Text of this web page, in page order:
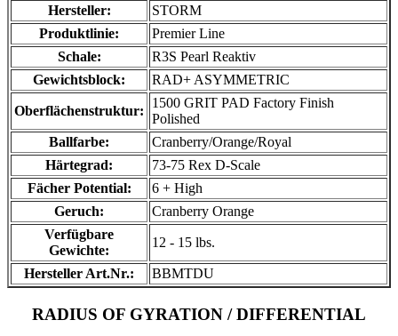
Hersteller:
STORM
Produktlinie:
Premier Line
Schale:
R3S Pearl Reaktiv
Gewichtsblock:
RAD+ ASYMMETRIC
Oberflächenstruktur:
1500 GRIT PAD Factory Finish
Polished
Ballfarbe:
Cranberry/Orange/Royal
Härtegrad:
73-75 Rex D-Scale
Fächer Potential:
6 + High
Geruch:
Cranberry Orange
Verfügbare
Gewichte:
12 - 15 lbs.
Hersteller Art.Nr.: BBMTDU
RADIUS OF GYRATION / DIFFERENTIAL